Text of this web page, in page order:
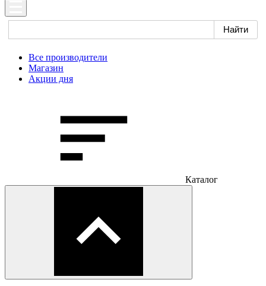
Все производители
Магазин
Акции дня
Каталог